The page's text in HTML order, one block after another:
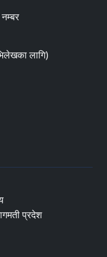
लागि)
प्रदेश